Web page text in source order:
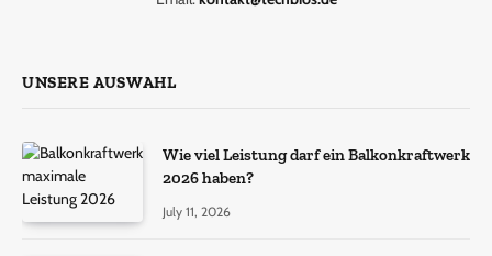
UNSERE AUSWAHL
Wie viel Leistung darf ein Balkonkraftwerk
2026 haben?
July 11, 2026